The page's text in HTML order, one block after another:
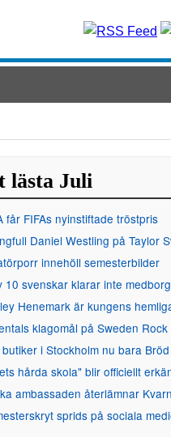
lästa Juli
får FIFAs nyinstiftade tröstpris
Daniel Westling på Taylor
innehöll semesterbilder
10 svenskar klarar inte
Henemark är kungens
klagomål på Sweden
i Stockholm nu bara
hårda skola" blir officiellt
ambassaden återlämnar
sprids på sociala